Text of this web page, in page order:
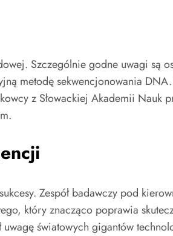
Szczególnie godne uwagi
metodę sekwencjonowania
z Słowackiej Akademii Nauk
Zespół badawczy pod
który znacząco poprawia
światowych gigantów